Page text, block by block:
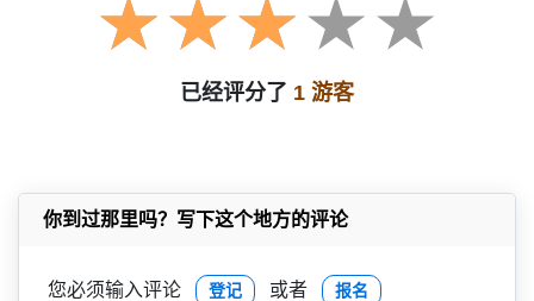
已经评分了 1 游客
你到过那里吗？写下这个地方的评论
您必须输入评论 登记 或者 报名